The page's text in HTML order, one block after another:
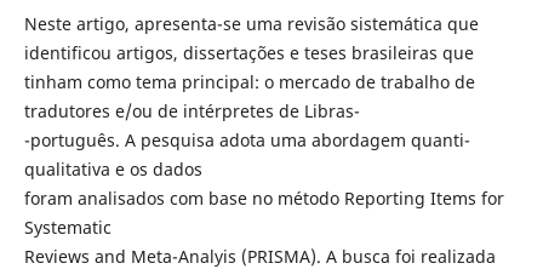
Neste artigo, apresenta-se uma revisão sistemática que
identificou artigos, dissertações e teses brasileiras que
tinham como tema principal: o mercado de trabalho de
tradutores e/ou de intérpretes de Libras-
-português. A pesquisa adota uma abordagem quanti-
qualitativa e os dados
foram analisados com base no método Reporting Items for
Systematic
Reviews and Meta-Analyis (PRISMA). A busca foi realizada